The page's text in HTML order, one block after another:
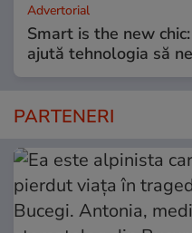
Advertorial
Smart is the new
ajută tehnologia să
PARTENERI